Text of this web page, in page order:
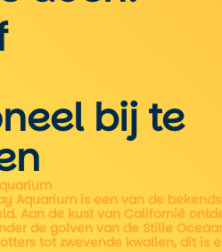
bij te
Aquarium is een van de
Aan de kust van Californië
de golven van de Stille
tot zwevende kwallen, dit is